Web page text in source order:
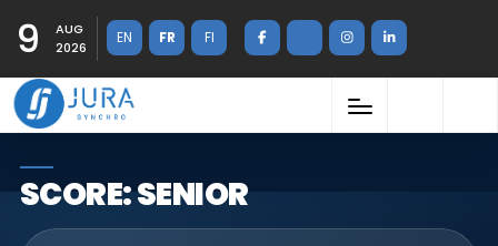
9
AUG
2026
EN FR FI
SCORE: SENIOR